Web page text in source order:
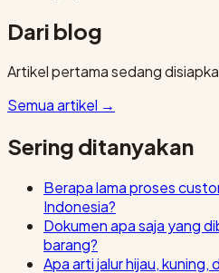
Dari blog
Artikel pertama sedang
Semua artikel →
Sering ditanyakan
Berapa lama proses
Indonesia?
Dokumen apa saja yang
barang?
Apa arti jalur hijau,